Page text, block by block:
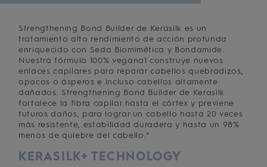
Strengthening Bond Builder de Kerasilk es un
tratamiento alto rendimiento de acción profunda
enriquecido con Seda Biomimética y Bondamide.
Nuestra fórmula 100% vegana1 construye nuevos
enlaces capilares para reparar cabellos quebradizos,
opacos o ásperos e incluso cabellos altamente
dañados. Strengthening Bond Builder de Kerasilk
fortalece la fibra capilar hasta el córtex y previene
futuros daños, para lograr un cabello hasta 20 veces
más resistente, estabilidad duradera y hasta un 98%
menos de quiebre del cabello.*
KERASILK+ TECHNOLOGY